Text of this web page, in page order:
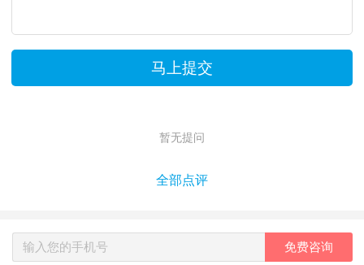
暂无提问
全部点评
免费咨询